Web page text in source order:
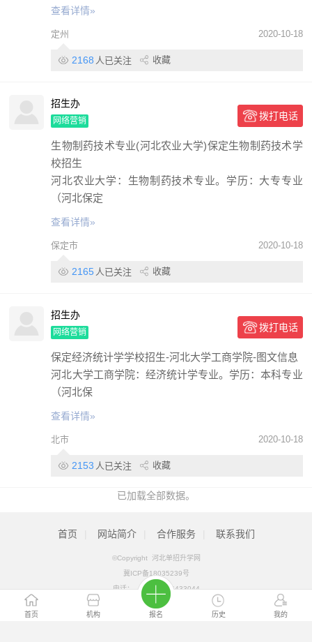
首页 机构 报名 历史 我的
查看详情»
定州 2020-10-18
2168 人已关注 收藏
招生办
网络营销 拨打电话
生物制药技术专业(河北农业大学)保定生物制药技术学
校招生
河北农业大学：生物制药技术专业。学历：大专专业
（河北保定
查看详情»
保定市 2020-10-18
2165 人已关注 收藏
招生办
网络营销 拨打电话
保定经济统计学学校招生-河北大学工商学院-图文信息
河北大学工商学院：经济统计学专业。学历：本科专业
（河北保
查看详情»
北市 2020-10-18
2153 人已关注 收藏
已加载全部数据。
首页 网站简介 合作服务 联系我们
©Copyright 河北单招升学网
冀ICP备18035239号
电话：QQ： 956433044